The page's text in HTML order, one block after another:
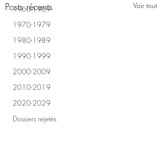
1960-1969
1970-1979
1980-1989
1990-1999
2000-2009
2010-2019
2020-2029
Dossiers rejetés
Posts récents Voir tout